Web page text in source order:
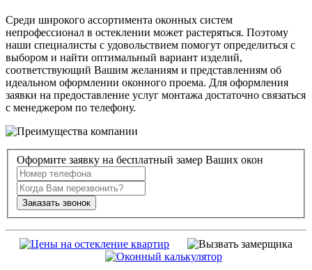
Среди широкого ассортимента оконных систем
непрофессионал в остеклении может растеряться. Поэтому
наши специалисты с удовольствием помогут определиться с
выбором и найти оптимальный вариант изделий,
соответствующий Вашим желаниям и представлениям об
идеальном оформлении оконного проема. Для оформления
заявки на предоставление услуг монтажа достаточно связаться
с менеджером по телефону.
Оформите заявку на бесплатный замер Ваших окон